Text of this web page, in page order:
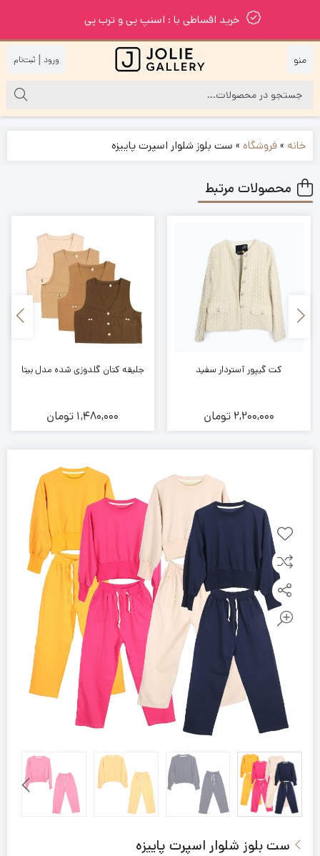
خرید اقساطی با : اسنپ پی و ترب پی
|
خانه »فروشگاه » ست بلوز شلوار اسپرت پاییزه
محصولات مرتبط
کت گیپور آستردار سفید
2,200,000 تومان
جلیقه کتان گلدوزی شده مدل بیتا
1,480,000 تومان
ست بلوز شلوار اسپرت پاییزه